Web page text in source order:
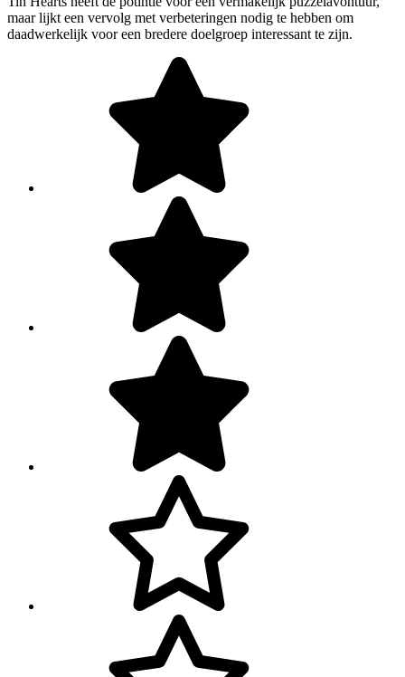
maar lijkt een vervolg met verbeteringen nodig te hebben om
daadwerkelijk voor een bredere doelgroep interessant te zijn.